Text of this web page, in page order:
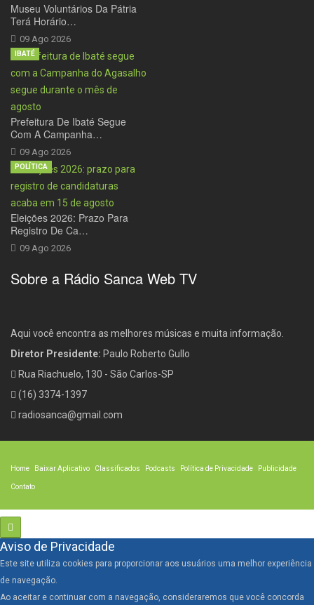
Museu Voluntários Da Pátria
Terá Horário…
09 Ago 2026
Prefeitura De Ibaté Segue
Com A Campanha…
09 Ago 2026
IBATÉ
Eleições 2026: Prazo Para
Registro De Ca…
09 Ago 2026
POLÍTICA
Sobre a Rádio Sanca Web TV
Aqui você encontra as melhores músicas e muita informação.
Diretor Presidente: Paulo Roberto Gullo
Rua Riachuelo, 130 - São Carlos-SP
(16) 3374-1397
radiosanca@gmail.com
Home Baixar Aplicativo Classificados Podcasts Política de Privacidade Publicidade
Contato
Aviso de Privacidade
Este site utiliza cookies para proporcionar aos usuários uma melhor experiência
de navegação.
Ao aceitar e continuar com a navegação, consideraremos que você concorda